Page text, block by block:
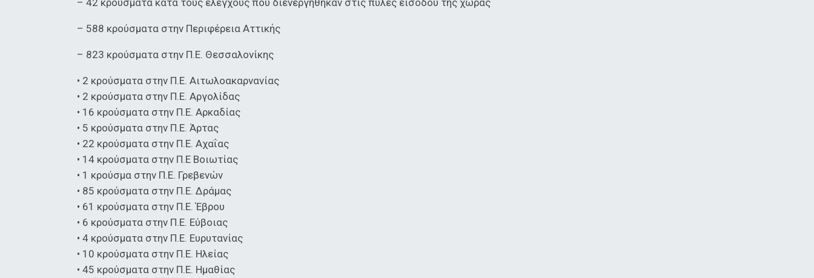
– 588 κρούσματα στην Περιφέρεια Αττικής
– 823 κρούσματα στην Π.Ε. Θεσσαλονίκης
• 2 κρούσματα στην Π.Ε. Αιτωλοακαρνανίας
• 2 κρούσματα στην Π.Ε. Αργολίδας
• 16 κρούσματα στην Π.Ε. Αρκαδίας
• 5 κρούσματα στην Π.Ε. Άρτας
• 22 κρούσματα στην Π.Ε. Αχαΐας
• 14 κρούσματα στην Π.Ε Βοιωτίας
• 1 κρούσμα στην Π.Ε. Γρεβενών
• 85 κρούσματα στην Π.Ε. Δράμας
• 61 κρούσματα στην Π.Ε. Έβρου
• 6 κρούσματα στην Π.Ε. Εύβοιας
• 4 κρούσματα στην Π.Ε. Ευρυτανίας
• 10 κρούσματα στην Π.Ε. Ηλείας
• 45 κρούσματα στην Π.Ε. Ημαθίας